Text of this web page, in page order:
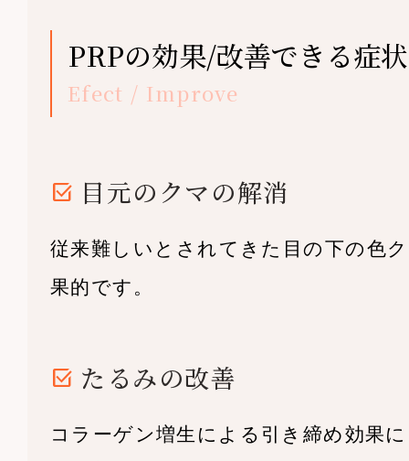
PRPの効果/改善できる症状
Efect / Improve
目元のクマの解消
従来難しいとされてきた目の下の色
果的です。
たるみの改善
コラーゲン増生による引き締め効果